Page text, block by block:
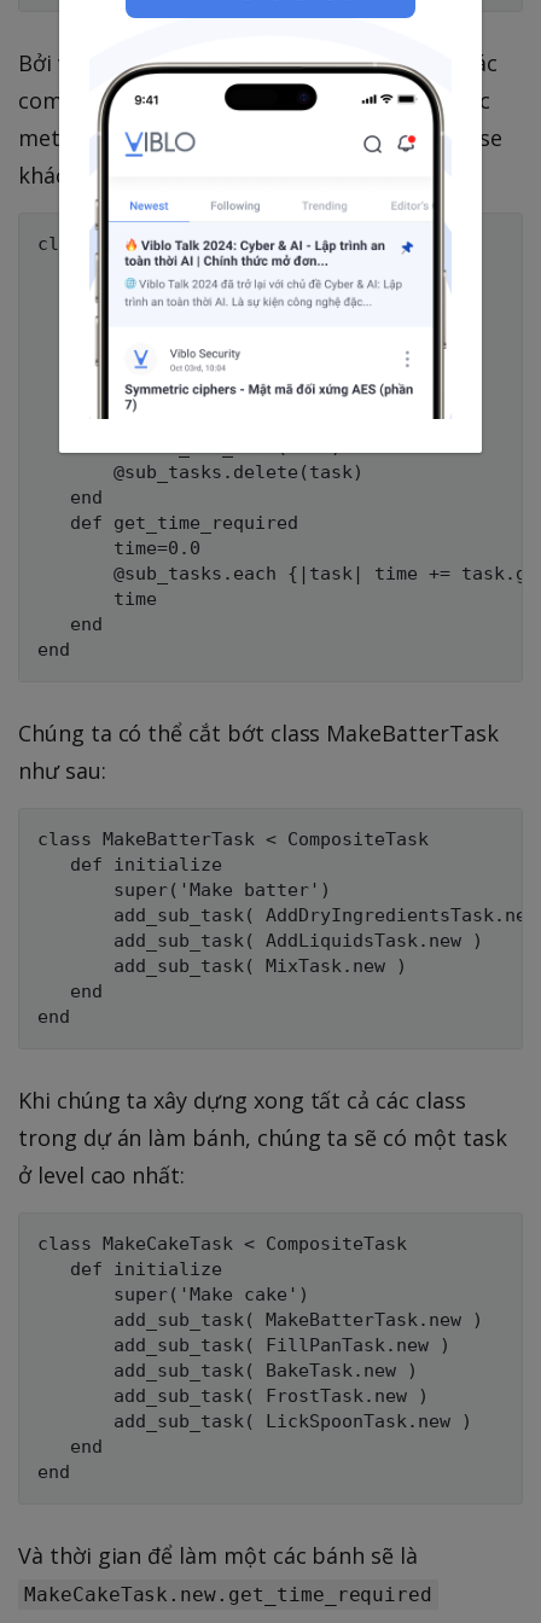
Bởi vì chúng ta sẽ có một số lượng khá lớn các
composite task. Nên sẽ có lí hơn nếu tách các
method để quản lí sub-stask ra một class base
khác:
class CompositeTask < Task
   def initialize(name)
       super(name)
       @sub_tasks = []
   def add_sub_task(task)
       @sub_tasks << task
   end
   def remove_sub_task(task)
       @sub_tasks.delete(task)
   end
   def get_time_required
       time=0.0
@sub_tasks.each {|task| time +=
       time
   end
Chúng ta có thể cắt bớt class MakeBatterTask
như sau:
class MakeBatterTask < CompositeTask
   def initialize
       super('Make batter')
add_sub_task(
       add_sub_task( AddLiquidsTask.new )
       add_sub_task( MixTask.new )
   end
Khi chúng ta xây dựng xong tất cả các class
trong dự án làm bánh, chúng ta sẽ có một task
ở level cao nhất:
class MakeCakeTask < CompositeTask
   def initialize
       super('Make cake')
       add_sub_task( MakeBatterTask.new )
       add_sub_task( FillPanTask.new )
       add_sub_task( BakeTask.new )
       add_sub_task( FrostTask.new )
       add_sub_task( LickSpoonTask.new )
   end
Và thời gian để làm một các bánh sẽ là
MakeCakeTask.new.get_time_required